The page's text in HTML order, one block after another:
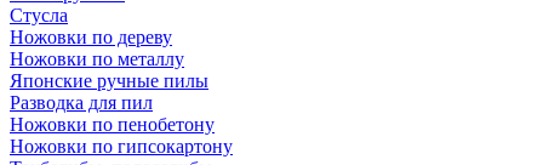
Стусла
Ножовки по дереву
Ножовки по металлу
Японские ручные пилы
Разводка для пил
Ножовки по пенобетону
Ножовки по гипсокартону